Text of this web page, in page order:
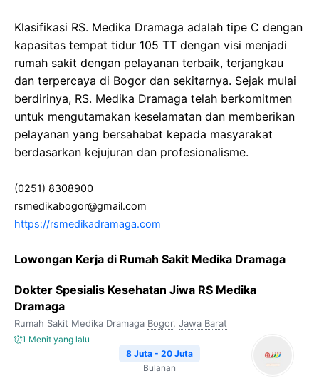
Klasifikasi RS. Medika Dramaga adalah tipe C dengan
kapasitas tempat tidur 105 TT dengan visi menjadi
rumah sakit dengan pelayanan terbaik, terjangkau
dan terpercaya di Bogor dan sekitarnya. Sejak mulai
berdirinya, RS. Medika Dramaga telah berkomitmen
untuk mengutamakan keselamatan dan memberikan
pelayanan yang bersahabat kepada masyarakat
berdasarkan kejujuran dan profesionalisme.
(0251) 8308900
rsmedikabogor@gmail.com
https://rsmedikadramaga.com
Lowongan Kerja di Rumah Sakit Medika Dramaga
Dokter Spesialis Kesehatan Jiwa RS Medika
Dramaga
Rumah Sakit Medika Dramaga Bogor, Jawa Barat
1 Menit yang lalu
8 Juta - 20 Juta
Bulanan